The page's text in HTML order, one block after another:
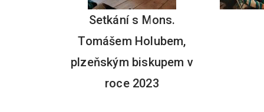
Setkání s Mons.
Tomášem Holubem,
plzeňským biskupem v
roce 2023